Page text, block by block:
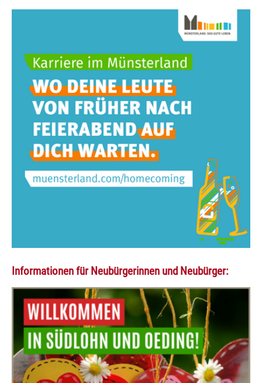
Informationen für Neubürgerinnen und Neubürger: